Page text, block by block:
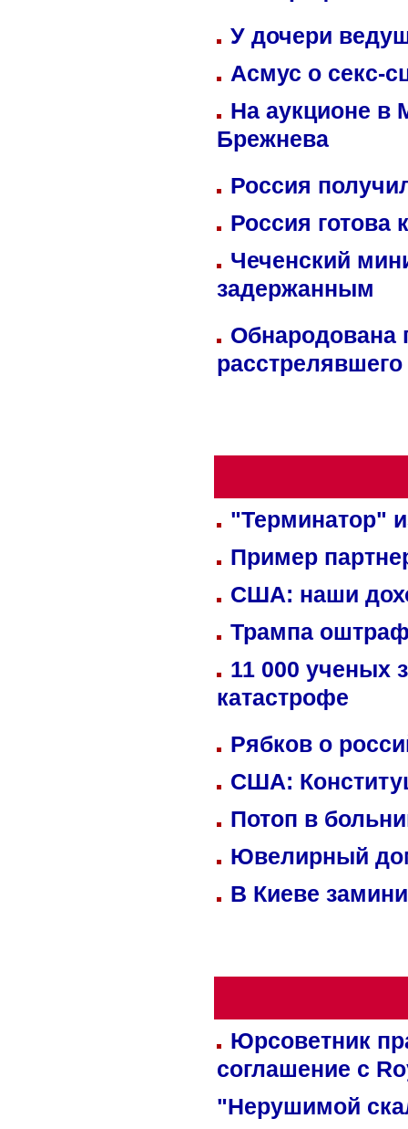
У дочери
Асмус о секс-
На аукционе в
Брежнева
Россия
Россия готова
Чеченский
задержанным
Обнародована
"Терминатор"
Пример
США: наши
Трампа
11 000 ученых
катастрофе
Рябков о
США:
Потоп в
Ювелирный
В Киеве
Юрсоветник
соглашение с
"Нерушимой